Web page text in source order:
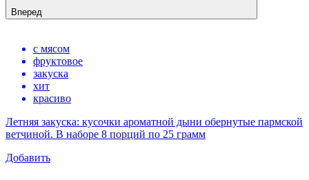
Вперед
с мясом
фруктовое
закуска
хит
красиво
Летняя закуска: кусочки ароматной дыни обернутые пармской
ветчиной. В наборе 8 порций по 25 грамм
Добавить